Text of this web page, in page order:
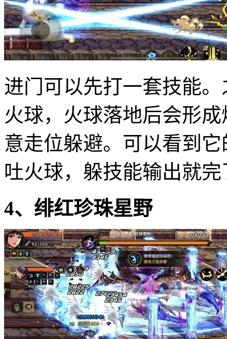
进门可以先打一套技能
火球，火球落地后会形
意走位躲避。可以看到
吐火球，躲技能输出就完
4、绯红珍珠星野